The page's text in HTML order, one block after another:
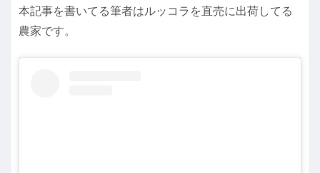
本記事を書いてる筆者はルッコラを直売に出荷してる
農家です。